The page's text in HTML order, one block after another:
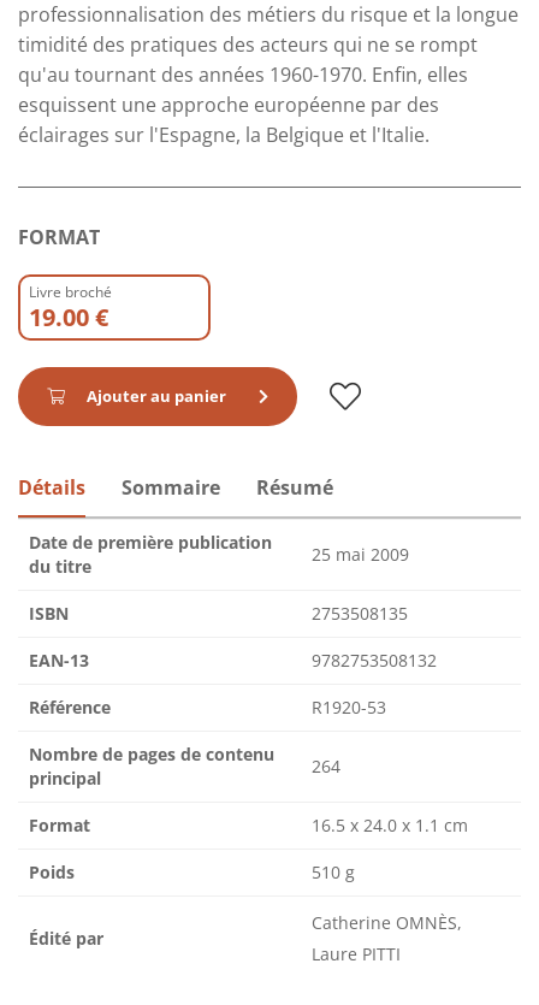
professionnalisation des métiers du risque et la longue
timidité des pratiques des acteurs qui ne se rompt
qu'au tournant des années 1960-1970. Enfin, elles
esquissent une approche européenne par des
éclairages sur l'Espagne, la Belgique et l'Italie.
FORMAT
Livre broché
19.00 €
Ajouter au panier
Détails Sommaire Résumé
Date de première publication
du titre
25 mai 2009
ISBN 2753508135
EAN-13 9782753508132
Référence R1920-53
Nombre de pages de contenu
principal
264
Format 16.5 x 24.0 x 1.1 cm
Poids 510 g
Édité par
Catherine OMNÈS,
Laure PITTI